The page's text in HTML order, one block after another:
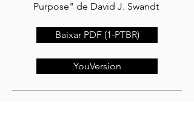
Purpose" de David J. Swandt
Baixar PDF (1-PTBR)
YouVersion